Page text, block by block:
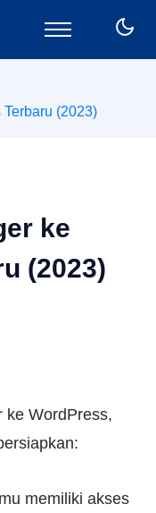
(2023)
ke
(2023)
ke WordPress,
memiliki akses